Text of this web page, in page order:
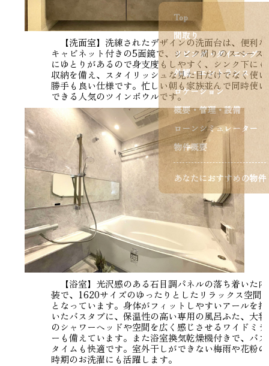
Top
間取り
リビング・ダイニング
外観・エントランス
ロケーション
概要・管理・設備
ローンシミュレーター
物件概要
あなたにおすすめの物件
【洗面室】洗練されたデザインの洗面台は、便利な
キャビネット付きの5面鏡で、シンク周りのスペース
にゆとりがあるので身支度もしやすく、シンク下にも
収納を備え、スタイリッシュな見た目だけでなく使い
勝手も良い仕様です。忙しい朝も家族並んで同時使い
できる人気のツインボウルです。
【浴室】光沢感のある石目調パネルの落ち着いた内
装で、1620サイズのゆったりとしたリラックス空間
となっています。身体がフィットしやすいアールを描
いたバスタブに、保温性の高い専用の風呂ふた、大判
のシャワーヘッドや空間を広く感じさせるワイドミラ
ーも備えています。また浴室換気乾燥機付きで、バス
タイムも快適です。室外干しができない梅雨や花粉の
時期のお洗濯にも活躍します。